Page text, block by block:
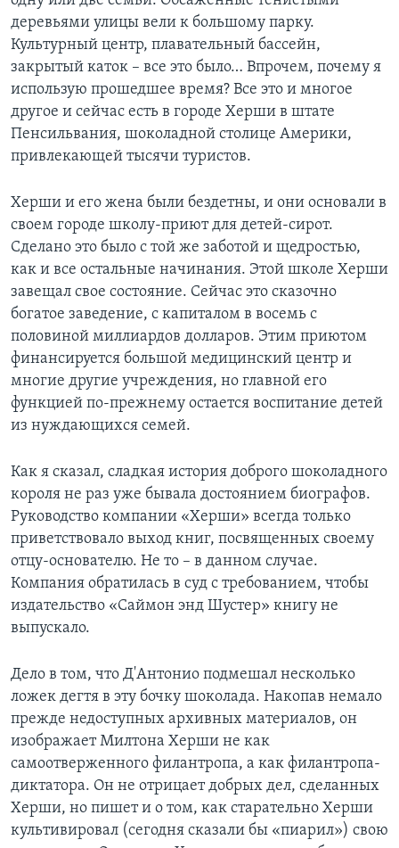
деревьями улицы вели к большому парку.
Культурный центр, плавательный бассейн,
закрытый каток – все это было… Впрочем, почему я
использую прошедшее время? Все это и многое
другое и сейчас есть в городе Херши в штате
Пенсильвания, шоколадной столице Америки,
привлекающей тысячи туристов.
Херши и его жена были бездетны, и они основали в
своем городе школу-приют для детей-сирот.
Сделано это было с той же заботой и щедростью,
как и все остальные начинания. Этой школе Херши
завещал свое состояние. Сейчас это сказочно
богатое заведение, с капиталом в восемь с
половиной миллиардов долларов. Этим приютом
финансируется большой медицинский центр и
многие другие учреждения, но главной его
функцией по-прежнему остается воспитание детей
из нуждающихся семей.
Как я сказал, сладкая история доброго шоколадного
короля не раз уже бывала достоянием биографов.
Руководство компании «Херши» всегда только
приветствовало выход книг, посвященных своему
отцу-основателю. Не то – в данном случае.
Компания обратилась в суд с требованием, чтобы
издательство «Саймон энд Шустер» книгу не
выпускало.
Дело в том, что Д'Антонио подмешал несколько
ложек дегтя в эту бочку шоколада. Накопав немало
прежде недоступных архивных материалов, он
изображает Милтона Херши не как
самоотверженного филантропа, а как филантропа-
диктатора. Он не отрицает добрых дел, сделанных
Херши, но пишет и о том, как старательно Херши
культивировал (сегодня сказали бы «пиарил») свою